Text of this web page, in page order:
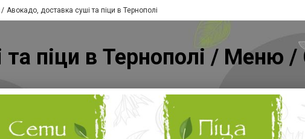
Авокадо, доставка суші та піци в Тернополі
та піци в Тернополі /